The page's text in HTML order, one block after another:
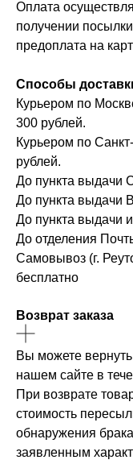
Оплата
получении
предоплата на
Способы
Курьером по
300 рублей.
Курьером по
рублей.
До пункта выдачи
До пункта выдачи
До пункта выдачи
До отделения
Самовывоз (г.
бесплатно
Возврат заказа
Вы можете
нашем сайте в
При возврате
стоимость
обнаружения
заявленным